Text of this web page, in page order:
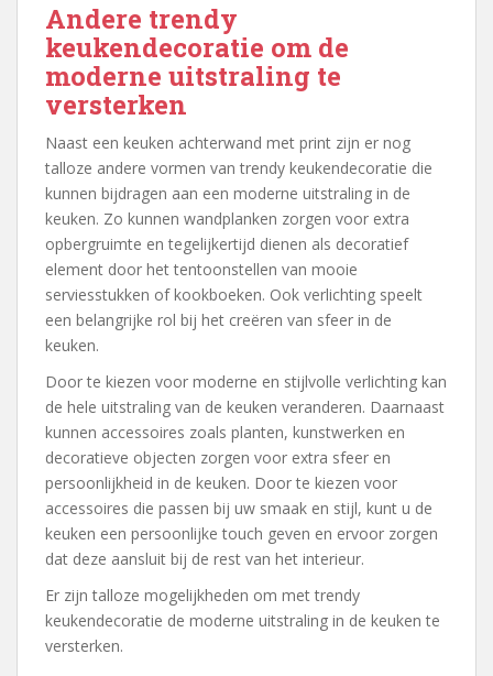
Andere trendy
keukendecoratie om de
moderne uitstraling te
versterken
Naast een keuken achterwand met print zijn er nog
talloze andere vormen van trendy keukendecoratie die
kunnen bijdragen aan een moderne uitstraling in de
keuken. Zo kunnen wandplanken zorgen voor extra
opbergruimte en tegelijkertijd dienen als decoratief
element door het tentoonstellen van mooie
serviesstukken of kookboeken. Ook verlichting speelt
een belangrijke rol bij het creëren van sfeer in de
keuken.
Door te kiezen voor moderne en stijlvolle verlichting kan
de hele uitstraling van de keuken veranderen. Daarnaast
kunnen accessoires zoals planten, kunstwerken en
decoratieve objecten zorgen voor extra sfeer en
persoonlijkheid in de keuken. Door te kiezen voor
accessoires die passen bij uw smaak en stijl, kunt u de
keuken een persoonlijke touch geven en ervoor zorgen
dat deze aansluit bij de rest van het interieur.
Er zijn talloze mogelijkheden om met trendy
keukendecoratie de moderne uitstraling in de keuken te
versterken.